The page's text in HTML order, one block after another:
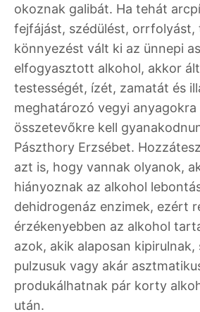
okoznak galibát. Ha tehát
fejfájást, szédülést, orrfolyást,
könnyezést vált ki az ünnepi
elfogyasztott alkohol, akkor
testességét, ízét, zamatát és
meghatározó vegyi anyagokra
összetevőkre kell
Pászthory Erzsébet.
azt is, hogy vannak olyanok,
hiányoznak az alkohol
dehidrogenáz enzimek, ezért
érzékenyebben az alkohol
azok, akik alaposan kipirulnak,
pulzusuk vagy akár
produkálhatnak pár korty
után.